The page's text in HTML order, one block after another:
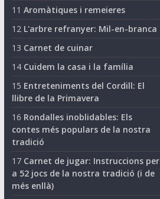
11 Aromàtiques i remeieres
12 L'arbre refranyer: Mil-en-branca
13 Carnet de cuinar
14 Cuidem la casa i la família
15 Entreteniments del Cordill: El
llibre de la Primavera
16 Rondalles inoblidables: Els
contes més populars de la nostra
tradició
17 Carnet de jugar: Instruccions per
a 52 jocs de la nostra tradició (i de
més enllà)